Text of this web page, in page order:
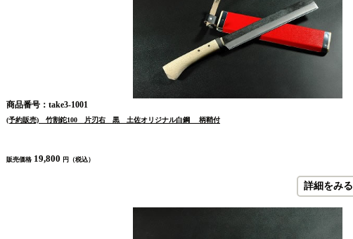
商品番号：take3-1001
(予約販売) 竹割鉈100 片刃右 黒 土佐オリジナル白鋼 柄鞘付
販売価格 19,800 円（税込）
詳細をみる